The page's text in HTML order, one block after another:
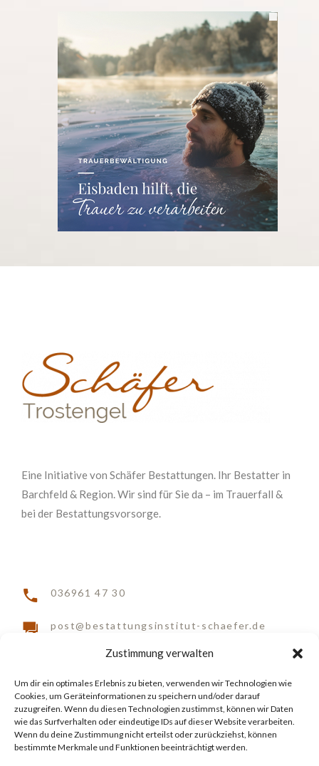
Zustimmung verwalten
Um dir ein optimales Erlebnis zu bieten, verwenden wir Technologien wie
Cookies, um Geräteinformationen zu speichern und/oder darauf
zuzugreifen. Wenn du diesen Technologien zustimmst, können wir Daten
wie das Surfverhalten oder eindeutige IDs auf dieser Website verarbeiten.
Wenn du deine Zustimmung nicht erteilst oder zurückziehst, können
bestimmte Merkmale und Funktionen beeinträchtigt werden.
Eine Initiative von Schäfer Bestattungen. Ihr Bestatter in
Barchfeld & Region.Wir sind für Sie da – im Trauerfall &
bei der Bestattungsvorsorge.
036961 47 30
post@bestattungsinstitut-schaefer.de
Am Eisberg 7a | 36456 Barchfeld-Immelborn
Datenschutzerklärung|Impressum